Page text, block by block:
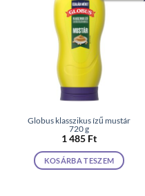
Globus klasszikus ízű mustár
720 g
1 485 Ft
KOSÁRBA TESZEM